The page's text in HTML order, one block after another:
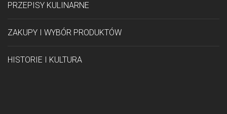
PRZEPISY KULINARNE
ZAKUPY I WYBÓR PRODUKTÓW
HISTORIE I KULTURA